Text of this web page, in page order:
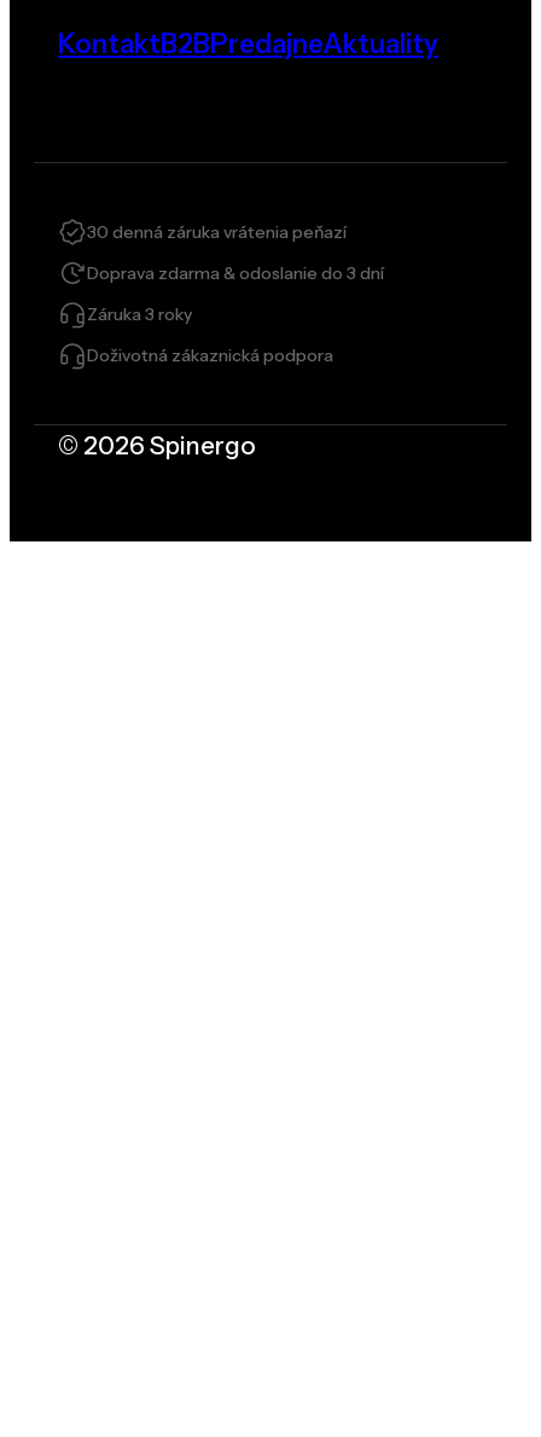
KontaktB2BPredajneAktuality
30 denná záruka vrátenia peňazí
Doprava zdarma & odoslanie do 3 dní
Záruka 3 roky
Doživotná zákaznická podpora
© 2026 Spinergo